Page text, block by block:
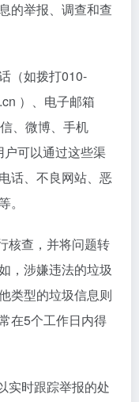
的举报、调查和查
（如拨打010-
）、电子邮箱
、微博、手机
户可以通过这些渠
话、不良网站、恶
核查，并将问题转
，涉嫌违法的垃圾
类型的垃圾信息则
在5个工作日内得
实时跟踪举报的处